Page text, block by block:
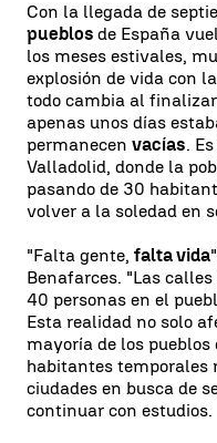
Con la llegada de
pueblos de España
los meses estivales,
explosión de vida con
todo cambia al
apenas unos días
permanecen vacías.
Valladolid, donde la
pasando de 30
volver a la soledad en
"Falta gente, falta vida
Benafarces. "Las
40 personas en el
Esta realidad no solo
mayoría de los pueblos
habitantes temporales
ciudades en busca de
continuar con estudios.